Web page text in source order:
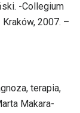
-Collegium
2007. –
terapia,
Makara-